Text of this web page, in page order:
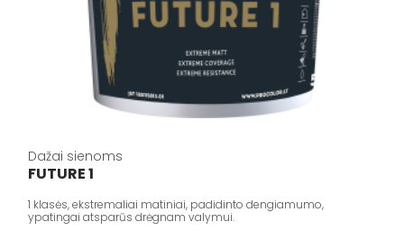
Dažai sienoms
FUTURE 1
1 klasės, ekstremaliai matiniai, padidinto dengiamumo,
ypatingai atsparūs drėgnam valymui.